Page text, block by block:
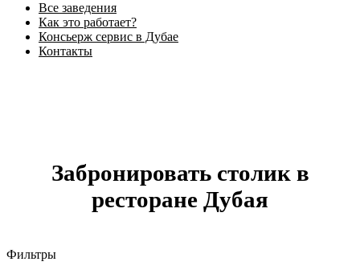
Все заведения
Как это работает?
Консьерж сервис в Дубае
Контакты
Забронировать столик в
ресторане Дубая
Фильтры